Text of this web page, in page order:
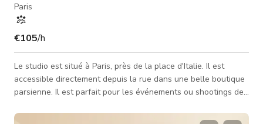
Paris
€105/h
Le studio est situé à Paris, près de la place d'Italie. Il est
accessible directement depuis la rue dans une belle boutique
parsienne. Il est parfait pour les événements ou shootings de
ou castings. Studio photo à louer, nous accueillons tous les